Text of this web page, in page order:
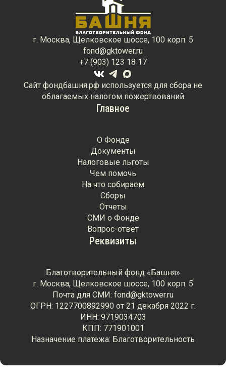
Главное
О Фонде
Документы
Налоговые льготы
Чем помочь
На что собираем
Сборы
Отчеты
СМИ о Фонде
Вопрос-ответ
г. Москва, Щелковское шоссе, 100 корп. 5
fond@gktower.ru
+7 (903) 123 18 17
Сайт фондбашня.рф используется для сбора не
облагаемых налогом пожертвований
Реквизиты
Благотворительный фонд «Башня»
г. Москва, Щелковское шоссе, 100 корп. 5
Почта для СМИ: fond@gktower.ru
ОГРН: 1227700892990 от 21 декабря 2022 г.
ИНН: 9719034703
КПП: 771901001
Назначение платежа: Благотворительность